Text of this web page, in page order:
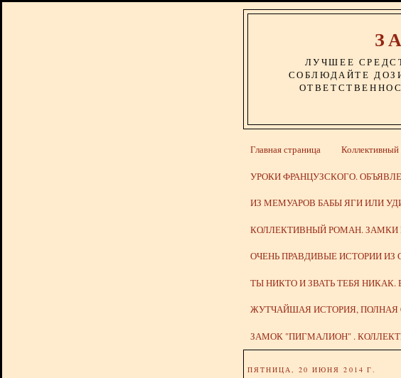
ЛУЧШЕЕ
СОБЛЮДАЙТЕ
Главная страница
УРОКИ ФРАНЦУЗСКОГО.
ИЗ МЕМУАРОВ БАБЫ ЯГИ ИЛИ
КОЛЛЕКТИВНЫЙ РОМАН. ЗАМКИ
ОЧЕНЬ ПРАВДИВЫЕ ИСТОРИИ
ТЫ НИКТО И ЗВАТЬ ТЕБЯ НИКАК.
ЖУТЧАЙШАЯ ИСТОРИЯ,
ЗАМОК "ПИГМАЛИОН" .
ПЯТНИЦА, 20 ИЮНЯ 2014 Г.